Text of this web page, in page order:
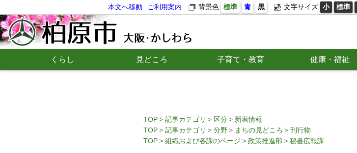
本文へ移動 ご利用案内 背景色 標準 青 黒 文字サイズ 小 標準
くらし 見どころ 子育て・教育 健康・福祉
TOP 記事カテゴリ 区分
新着情報
TOP
記事カテゴリ 分野 まちの見どころ
刊行物
TOP
組織および各課のページ 政策推進部 秘書広報課